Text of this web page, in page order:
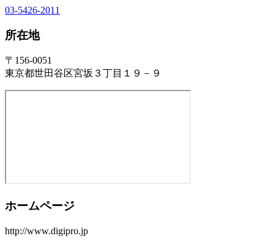
03-5426-2011
所在地
〒156-0051
東京都世田谷区宮坂３丁目１９－９
ホームページ
http://www.digipro.jp